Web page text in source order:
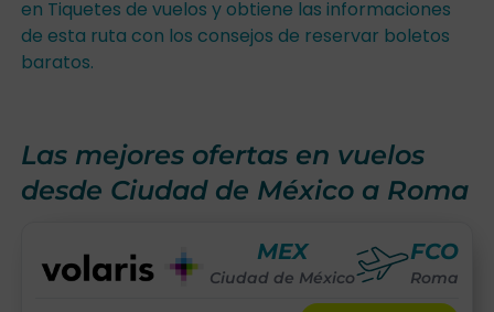
en Tiquetes de vuelos y obtiene las informaciones
de esta ruta con los consejos de reservar boletos
baratos.
Las mejores ofertas en vuelos
desde Ciudad de México a Roma
MEX
Ciudad de México
FCO
Roma